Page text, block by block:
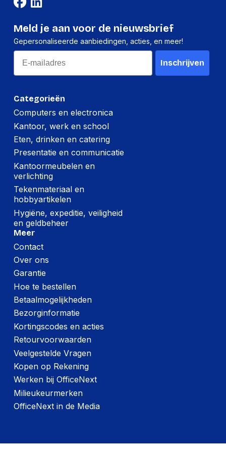
technologie
Maximale refresh
snelheid
60 Hz
1 miljard kleuren
Schermdiameter in
centimeters
Oorspronkelijke
beeldverhouding
16:9
Design
Markt positionering
Duurzaamheid
Duurzaamheidscertificaten
Energie
Energie-
efficiëntieschaal
Stroomverbruik (in
standby)
Energie-
efficiëntieklasse
(HDR)
Energie-
efficiëntieklasse
(SDR)
Categorieën
Computers en electronica
Kantoor, werk en school
Eten, drinken en catering
Presentatie en communicatie
Kantoormeubelen en
verlichting
Tekenmateriaal en
hobbyartikelen
Hygiëne, expeditie, veiligheid
en geldbeheer
Meer
Contact
Over ons
Garantie
Hoe te bestellen
Betaalmogelijkheden
Bezorginformatie
Kortingscodes en acties
Retourvoorwaarden
Veelgestelde Vragen
Kopen op Rekening
Werken bij OfficeNext
Milieukeurmerken
OfficeNext in de Media
Meld je aan voor de nieuwsbrief
Gepersonaliseerde aanbiedingen, acties, en meer!
Email
Inschrijven